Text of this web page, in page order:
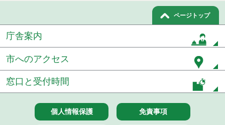
令和５年１０月分
令和５年９月分
令和５年８月分
令和５年６月分
ページトップ
庁舎案内
市へのアクセス
窓口と受付時間
個人情報保護 免責事項